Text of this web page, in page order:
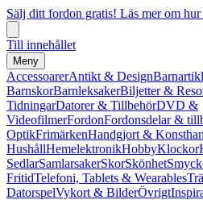
Sälj ditt fordon gratis! Läs mer om
Till innehållet
Meny
AccessoarerAntikt & Design
BarnskorBarnleksakerBiljetter &
TidningarDatorer & TillbehörDVD &
VideofilmerFordonFordonsdelar &
OptikFrimärkenHandgjort &
HushållHemelektronikHobbyKlockor
SedlarSamlarsakerSkorSkönhet
FritidTelefoni, Tablets & Wearables
DatorspelVykort & BilderÖvrigt